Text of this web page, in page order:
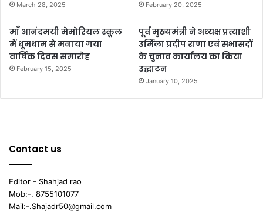
March 28, 2025 February 20, 2025
माँ आनंदमयी मेमोरियल स्कूल
में धूमधाम से मनाया गया
वार्षिक दिवस समारोह
February 15, 2025
पूर्व मुख्यमंत्री ने अध्यक्ष प्रत्याशी
उर्मिला प्रदीप राणा एवं सभासदों
के चुनाव कार्यालय का किया
उद्घाटन
January 10, 2025
Contact us
Editor - Shahjad rao
Mob:-. 8755101077
Mail:-.Shajadr50@gmail.com